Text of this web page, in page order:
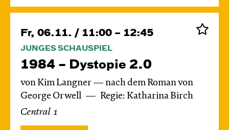
Fr, 06.11. / 11:00 – 12:45
JUNGES SCHAUSPIEL
1984 – Dystopie 2.0
von Kim Langner — nach dem Roman von
George Orwell
Regie: Katharina Birch
Central 1